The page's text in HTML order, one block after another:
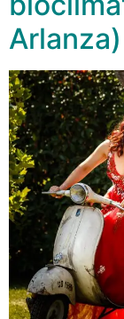
Arlanza)